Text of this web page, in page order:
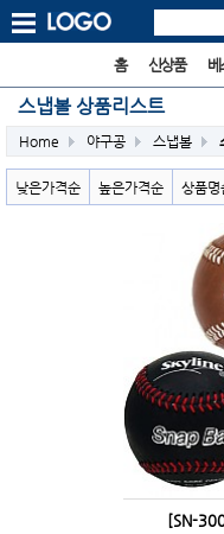
홈 신상품 베
스냅볼 상품리스트
Home 야구공 스냅볼
낮은가격순 높은가격순 상품명
[SN-